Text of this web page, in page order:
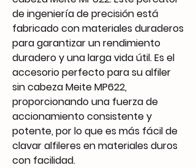
de ingeniería de precisión está
fabricado con materiales duraderos
para garantizar un rendimiento
duradero y una larga vida útil. Es el
accesorio perfecto para su alfiler
sin cabeza Meite MP622,
proporcionando una fuerza de
accionamiento consistente y
potente, por lo que es más fácil de
clavar alfileres en materiales duros
con facilidad.